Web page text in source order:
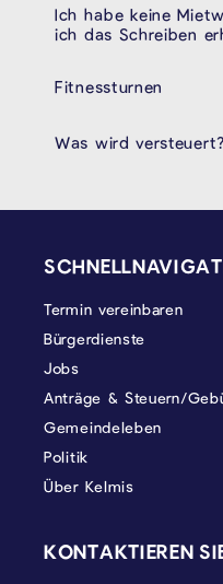
Ich habe keine
ich das Schreiben
Fitnessturnen
Was wird versteuert?
Termin vereinbaren
Bürgerdienste
Jobs
Anträge & Steuern/
Gemeindeleben
Politik
Über Kelmis
KONTAKTIEREN